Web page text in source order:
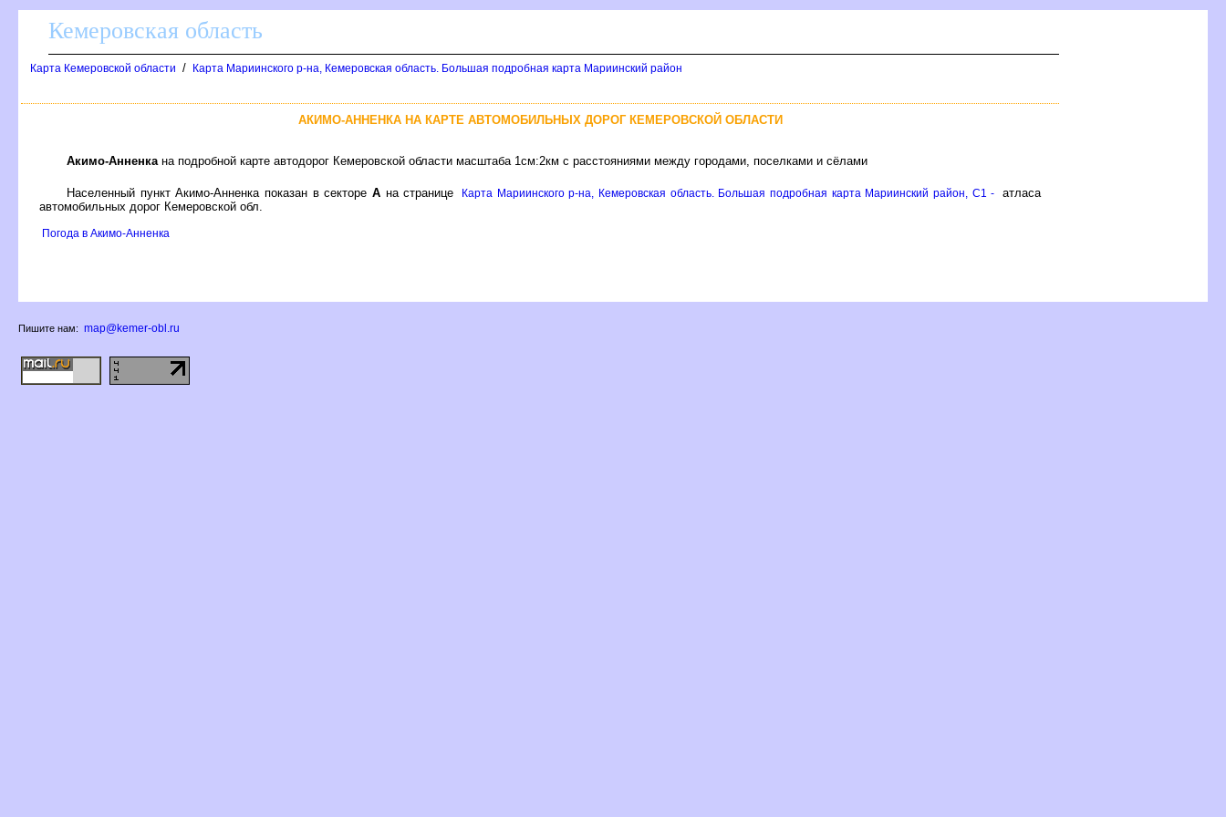
Кемеровская область
Карта Кемеровской области / Карта Мариинского р-на, Кемеровская область. Большая подробная карта Мариинский район
АКИМО-АННЕНКА НА КАРТЕ АВТОМОБИЛЬНЫХ ДОРОГ КЕМЕРОВСКОЙ ОБЛАСТИ
Акимо-Анненка на подробной карте автодорог Кемеровской области масштаба 1см:2км с расстояниями между городами, поселками и сёлами
Населенный пункт Акимо-Анненка показан в секторе А на странице Карта Мариинского р-на, Кемеровская область. Большая подробная карта Мариинский район, C1 -
атласа
автомобильных дорог Кемеровской обл.
Погода в Акимо-Анненка
Пишите нам: map@kemer-obl.ru